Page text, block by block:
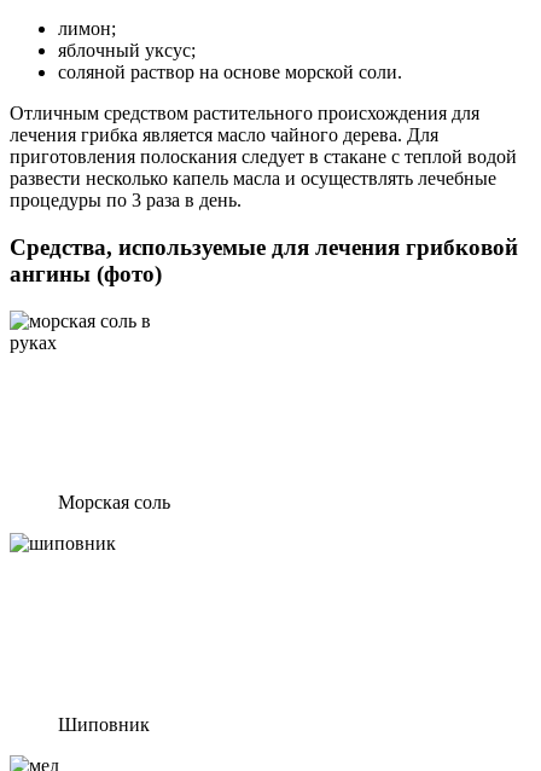
лимон;
яблочный уксус;
соляной раствор на основе морской соли.
Отличным средством растительного происхождения для
лечения грибка является масло чайного дерева. Для
приготовления полоскания следует в стакане с теплой водой
развести несколько капель масла и осуществлять лечебные
процедуры по 3 раза в день.
Средства, используемые для лечения грибковой
ангины (фото)
Морская соль
Шиповник